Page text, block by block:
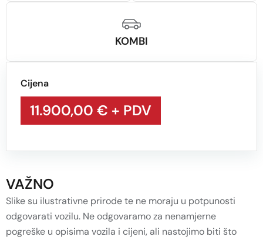
Cijena
11.900,00 € + PDV
KOMBI
VAŽNO
Slike su ilustrativne prirode te ne moraju u potpunosti
odgovarati vozilu. Ne odgovaramo za nenamjerne
pogreške u opisima vozila i cijeni, ali nastojimo biti što